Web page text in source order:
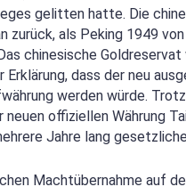
gelitten hatte. Die
zurück, als Peking 1949
chinesische
dass der neu
werden würde.
neuen offiziellen Währung
Jahre lang
Machtübernahme auf